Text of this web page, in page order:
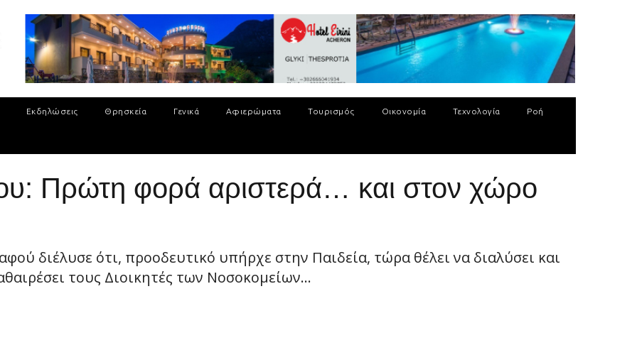
Εκδηλώσεις Θρησκεία Γενικά Αφιερώματα Τουρισμός Οικονομία Τεχνολογία Ροή
Πρώτη φορά αριστερά… και στον χώρο
διέλυσε ότι, προοδευτικό υπήρχε στην Παιδεία, τώρα θέλει να διαλύσει και
τους Διοικητές των Νοσοκομείων...